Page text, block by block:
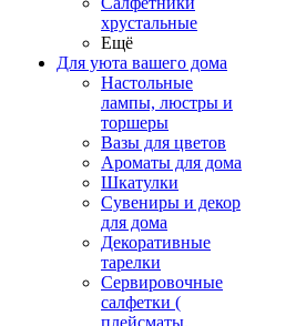
хрустальные
Ещё
Для уюта вашего дома
Настольные
лампы, люстры и
торшеры
Вазы для цветов
Ароматы для дома
Шкатулки
Сувениры и декор
для дома
Декоративные
тарелки
Сервировочные
салфетки (
плейсматы,